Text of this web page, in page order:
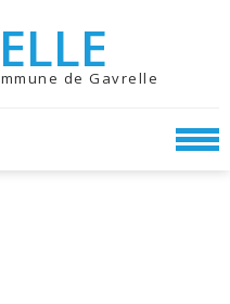
de Gavrelle